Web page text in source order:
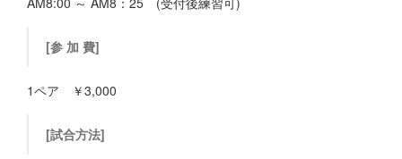
[参 加 費]
1ペア ￥3,000
[試合方法]